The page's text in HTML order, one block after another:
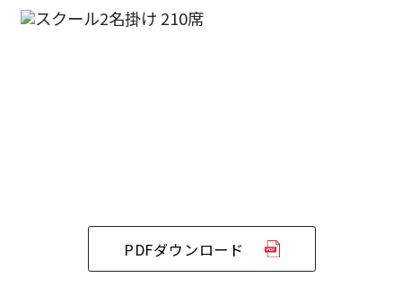
PDFダウンロード
ベルサール西新宿
ベルサール高田馬場
ベルサール神田
ベルサール半蔵門
ベルサール飯田橋駅前
ベルサール飯田橋ファースト
渋谷エリア